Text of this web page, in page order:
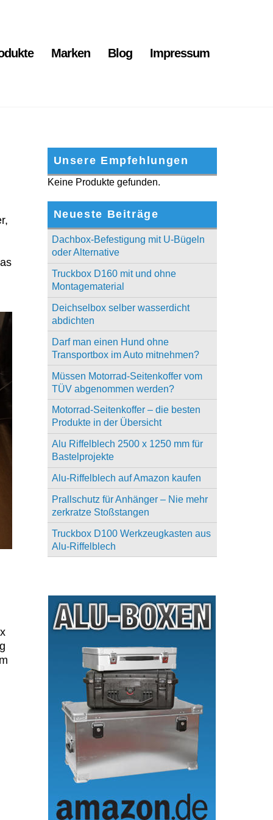
Marken Blog Impressum
Unsere Empfehlungen
Keine Produkte gefunden.
Neueste Beiträge
Dachbox-Befestigung mit U-Bügeln
oder Alternative
Truckbox D160 mit und ohne
Montagematerial
Deichselbox selber wasserdicht
abdichten
Darf man einen Hund ohne
Transportbox im Auto mitnehmen?
Müssen Motorrad-Seitenkoffer vom
TÜV abgenommen werden?
Motorrad-Seitenkoffer – die besten
Produkte in der Übersicht
Alu Riffelblech 2500 x 1250 mm für
Bastelprojekte
Alu-Riffelblech auf Amazon kaufen
Prallschutz für Anhänger – Nie mehr
zerkratze Stoßstangen
Truckbox D100 Werkzeugkasten aus
Alu-Riffelblech